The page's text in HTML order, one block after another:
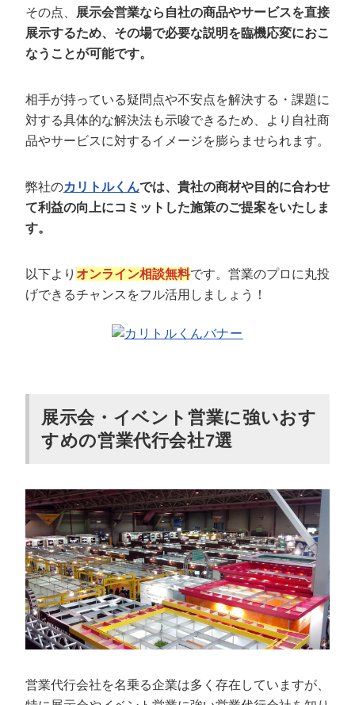
その点、
展示会営業なら自社の商品やサービスを直接
展示するため、その場で必要な説明を臨機応変におこ
なうことが可能です。
相手が持っている疑問点や不安点を解決する・課題に
対する具体的な解決法も示唆できるため、より自社商
品やサービスに対するイメージを膨らませられます。
弊社のカリトルくんでは、貴社の商材や目的に合わせ
て利益の向上にコミットした施策のご提案をいたしま
す。
以下より オンライン相談無料です。営業のプロに丸投
げできるチャンスをフル活用しましょう！
展示会・イベント営業に強いおす
すめの営業代行会社7選
営業代行会社を名乗る企業は多く存在していますが、